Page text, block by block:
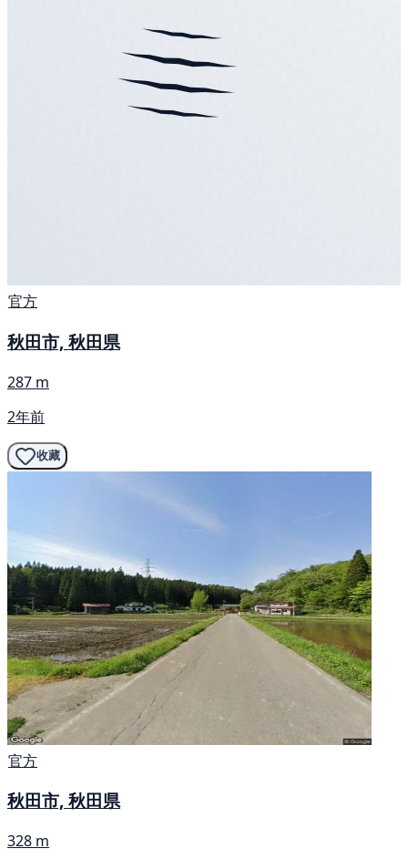
官方
秋田市, 秋田県
287 m
2年前
收藏
官方
秋田市, 秋田県
328 m